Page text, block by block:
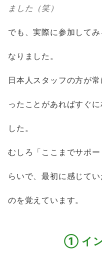
ました（笑）
でも、実際に参加して
なりました。
日本人スタッフの方が
ったことがあればすぐ
した。
むしろ「ここまでサポ
らいで、最初に感じて
のを覚えています。
① イン